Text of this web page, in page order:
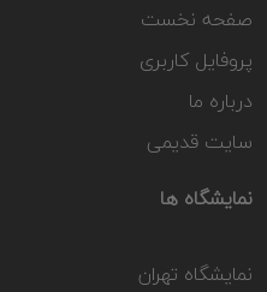
صفحه نخست
پروفایل کاربری
درباره ما
سایت قدیمی
نمایشگاه ها
نمایشگاه تهران